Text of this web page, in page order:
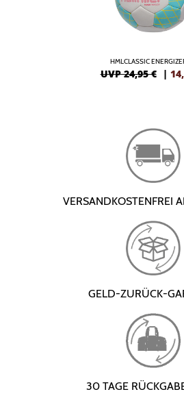
HMLCLASSIC
UVP 24,95 € |
VERSANDKOSTENFREI
GELD-ZURÜCK-
30 TAGE